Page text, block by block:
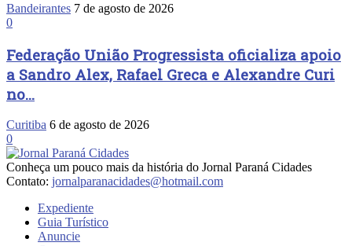
Bandeirantes 7 de agosto de 2026
0
Federação União Progressista oficializa apoio
a Sandro Alex, Rafael Greca e Alexandre Curi
no...
Curitiba 6 de agosto de 2026
0
Conheça um pouco mais da história do Jornal Paraná Cidades
Contato: jornalparanacidades@hotmail.com
Expediente
Guia Turístico
Anuncie